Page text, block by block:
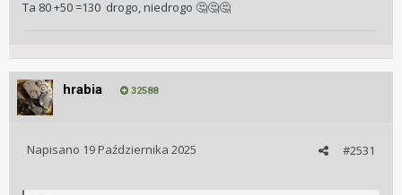
Ta 80 +50 =130 drogo, niedrogo 🤔🤔🤔
hrabia 32588
#2531
Napisano 19 Października 2025